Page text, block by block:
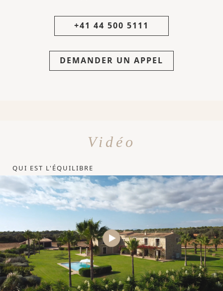
+41 44 500 5111
DEMANDER UN APPEL
Vidéo
QUI EST L'ÉQUILIBRE